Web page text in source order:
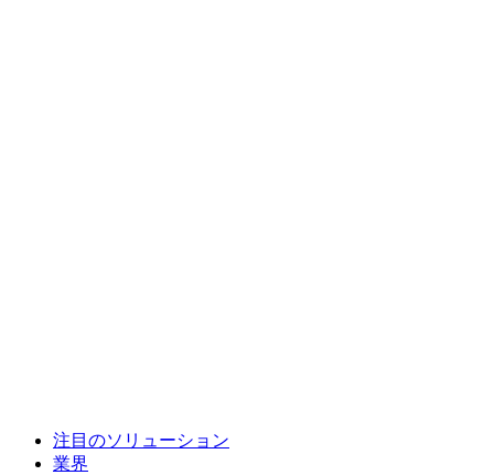
注目のソリューション
業界